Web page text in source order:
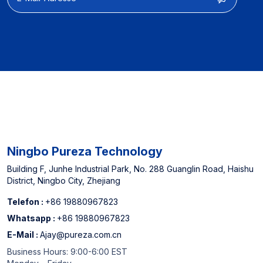
der drei größten
Ningbo Pureza Technology
Building F, Junhe Industrial Park, No. 288 Guanglin Road, Haishu
District, Ningbo City, Zhejiang
Telefon : +86 19880967823
Whatsapp : +86 19880967823
E-Mail : Ajay@pureza.com.cn
Business Hours: 9:00-6:00 EST